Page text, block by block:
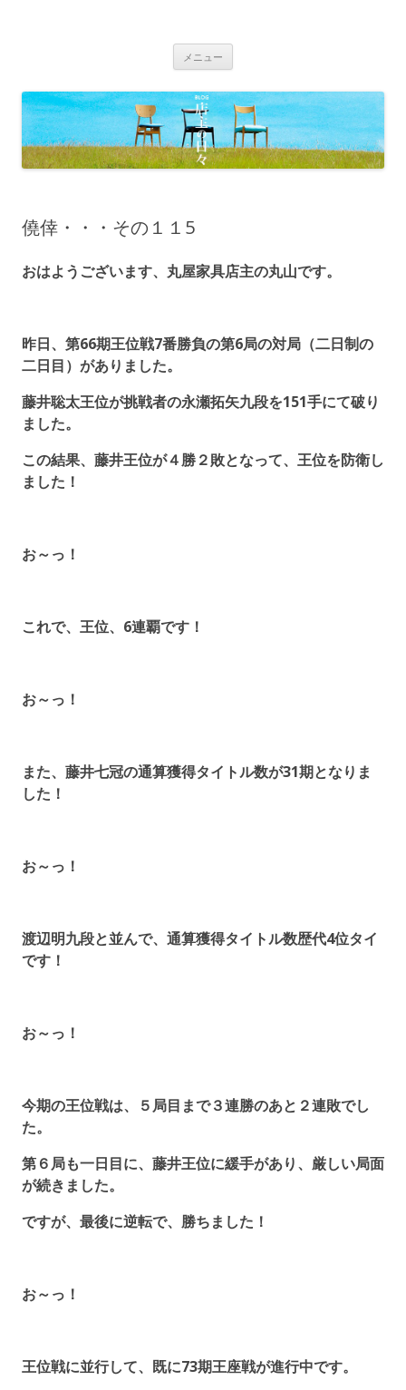
市・塩尻市 木の家具、こだわりの家
具の専門店
メニュー
テ
ン
ツ
へ
移
僥倖・・・その１１5
おはようございます、丸屋家具店主の丸山です。
昨日、第66期王位戦7番勝負の第6局の対局（二日制の
二日目）がありました。
藤井聡太王位が挑戦者の永瀬拓矢九段を151手にて破り
ました。
この結果、藤井王位が４勝２敗となって、王位を防衛し
ました！
お～っ！
これで、王位、6連覇です！
お～っ！
また、藤井七冠の通算獲得タイトル数が31期となりま
した！
お～っ！
渡辺明九段と並んで、通算獲得タイトル数歴代4位タイ
です！
お～っ！
今期の王位戦は、５局目まで３連勝のあと２連敗でし
た。
第６局も一日目に、藤井王位に緩手があり、厳しい局面
が続きました。
ですが、最後に逆転で、勝ちました！
お～っ！
王位戦に並行して、既に73期王座戦が進行中です。